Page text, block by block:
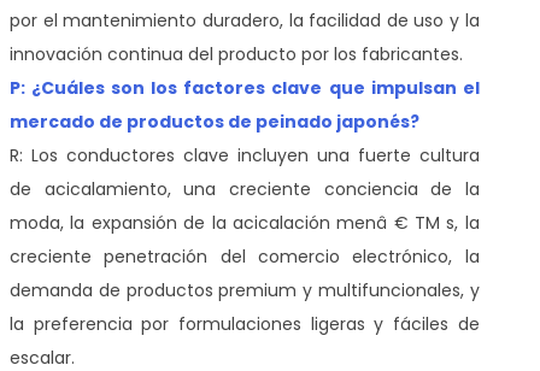
por el mantenimiento duradero, la facilidad de uso y la
innovación continua del producto por los fabricantes.
P: ¿Cuáles son los factores clave que impulsan el
mercado de productos de peinado japonés?
R: Los conductores clave incluyen una fuerte cultura
de acicalamiento, una creciente conciencia de la
moda, la expansión de la acicalación menâ € TM s, la
creciente penetración del comercio electrónico, la
demanda de productos premium y multifuncionales, y
la preferencia por formulaciones ligeras y fáciles de
escalar.